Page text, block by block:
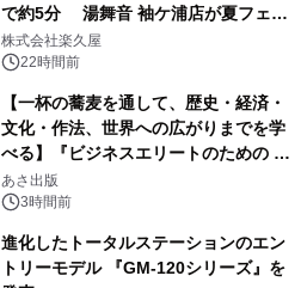
で約5分 湯舞音 袖ケ浦店が夏フェア
メニューを提供
株式会社楽久屋
22時間前
【一杯の蕎麦を通して、歴史・経済・
文化・作法、世界への広がりまでを学
べる】『ビジネスエリートのための 教
養としての蕎麦』2026年8月25日
（火）発売
あさ出版
3時間前
進化したトータルステーションのエン
トリーモデル 『GM-120シリーズ』を